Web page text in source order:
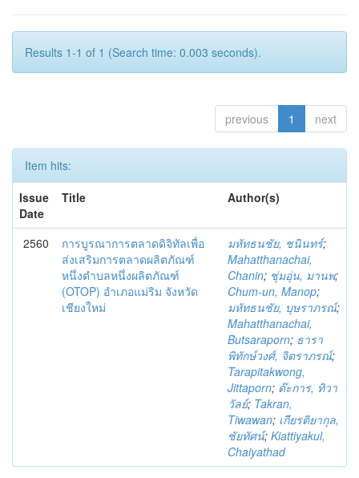
Results 1-1 of 1 (Search time: 0.003 seconds).
previous 1 next
Item hits:
Issue
Date
Title Author(s)
2560
การบูรณาการตลาดดิจิทัลเพื่อ
ส่งเสริมการตลาดผลิตภัณฑ์
หนึ่งตำบลหนึ่งผลิตภัณฑ์
(OTOP) อำเภอแม่ริม จังหวัด
เชียงใหม่
มหัทธนชัย, ชนินทร์;
Mahatthanachai,
Chanin; ชุ่มอุ่น, มานพ;
Chum-un, Manop;
มหัทธนชัย, บุษราภรณ์;
Mahatthanachai,
Butsaraporn; ธารา
พิทักษ์วงศ์, จิตราภรณ์;
Tarapitakwong,
Jittaporn; ต๊ะการ, ทิวา
วัลย์; Takran,
Tiwawan; เกียรติยากุล,
ชัยทัศน์; Kiattiyakul,
Chaiyathad